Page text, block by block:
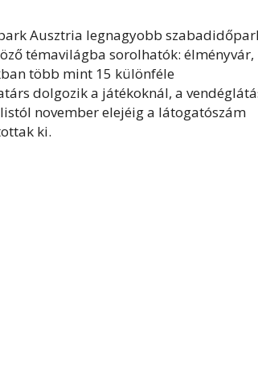
Ausztria legnagyobb
témavilágba sorolhatók: élményvár,
több mint 15 különféle
dolgozik a játékoknál, a
november elejéig a látogatószám
ki.